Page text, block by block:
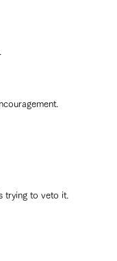
trying to veto it.